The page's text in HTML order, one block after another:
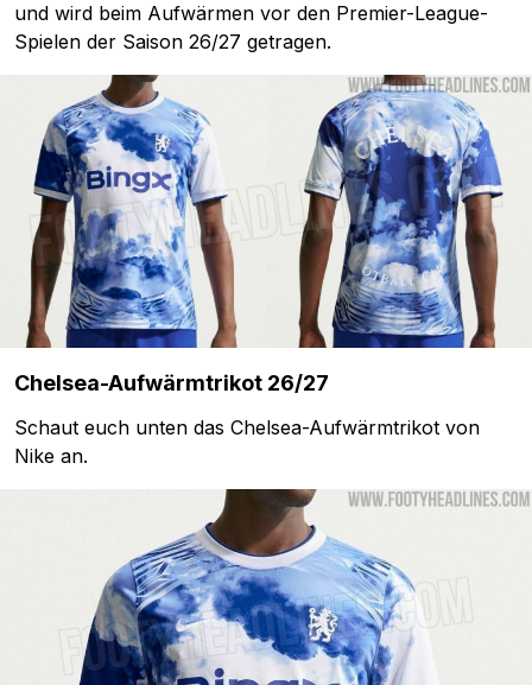
und wird beim Aufwärmen vor den Premier-League-
Spielen der Saison 26/27 getragen.
Chelsea-Aufwärmtrikot 26/27
Schaut euch unten das Chelsea-Aufwärmtrikot von
Nike an.